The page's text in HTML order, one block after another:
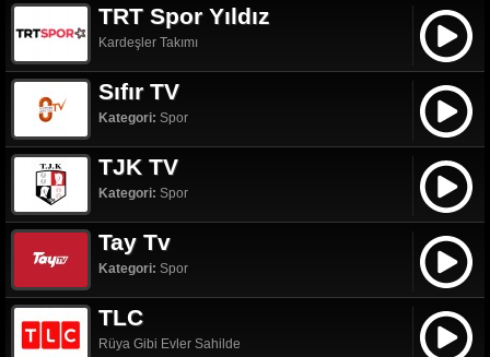
TRT Spor Yıldız
Kardeşler Takımı
Sıfır TV
Kategori: Spor
TJK TV
Kategori: Spor
Tay Tv
Kategori: Spor
TLC
Rüya Gibi Evler Sahilde